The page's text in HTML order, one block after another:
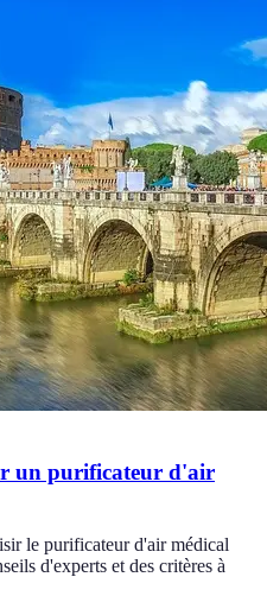
un purificateur d'air
le purificateur d'air médical
d'experts et des critères à